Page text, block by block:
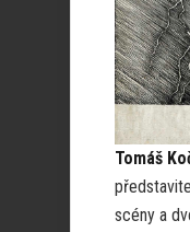
Tomáš
scény a